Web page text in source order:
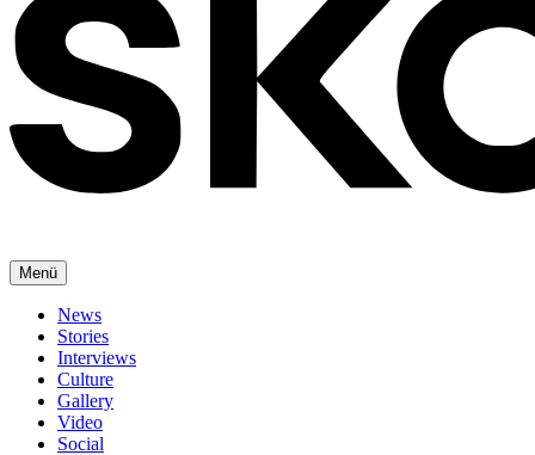
Menü
News
Stories
Interviews
Culture
Gallery
Video
Social